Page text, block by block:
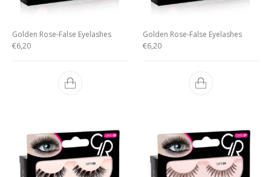
Golden Rose-False Eyelashes
€6,20
Golden Rose-False Eyelashes
€6,20